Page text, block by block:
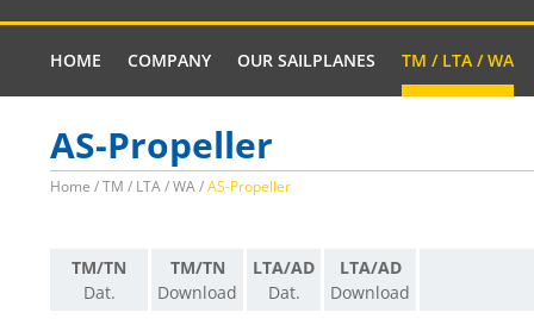
HOME COMPANY OUR SAILPLANES TM / LTA / WA
AS-Propeller
Home /TM / LTA / WA/AS-Propeller
TM/TN
Dat.
TM/TN
Download
LTA/AD
Dat.
LTA/AD
Download